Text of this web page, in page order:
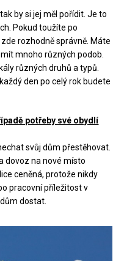
by si jej měl pořídit. Je to
Pokud toužíte po
rozhodně správně. Máte
mnoho různých podob.
různých druhů a typů.
den po celý rok budete
potřeby své obydlí
svůj dům přestěhovat.
dovoz na nové místo
ceněná, protože nikdy
pracovní příležitost v
dostat.